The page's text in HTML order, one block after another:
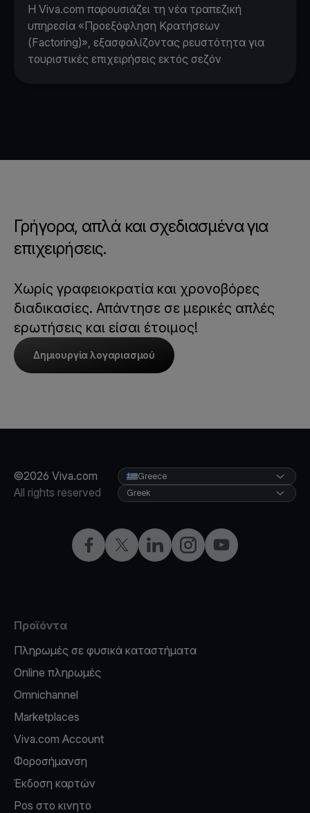
Η Viva.com παρουσιάζει τη νέα τραπεζική
υπηρεσία «Προεξόφληση Κρατήσεων
(Factoring)», εξασφαλίζοντας ρευστότητα για
τουριστικές επιχειρήσεις εκτός σεζόν
Γρήγορα, απλά και σχεδιασμένα για
επιχειρήσεις.
Χωρίς γραφειοκρατία και χρονοβόρες
διαδικασίες. Απάντησε σε μερικές απλές
ερωτήσεις και είσαι έτοιμος!
Δημιουργία λογαριασμού
©2026 Viva.com
All rights reserved
Facebook
X LinkedInInstagramYouTube
Greece
Greek
Προϊόντα
Πληρωμές σε φυσικά καταστήματα
Online πληρωμές
Omnichannel
Marketplaces
Viva.com Account
Φοροσήμανση
Έκδοση καρτών
Pos στο κινητο